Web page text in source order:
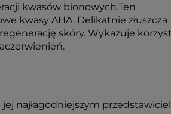
kwasów bionowych.Ten
kwasy AHA. Delikatnie złuszcza
skóry. Wykazuje
najłagodniejszym